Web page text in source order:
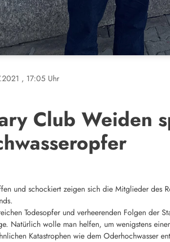
, 17:05 Uhr
Club Weiden
und schockiert zeigen sich die Mitglieder des
Todesopfer und verheerenden Folgen der
Natürlich wolle man helfen, um wenigstens
Katastrophen wie dem Oderhochwasser